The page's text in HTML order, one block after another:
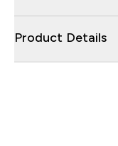
Product Details